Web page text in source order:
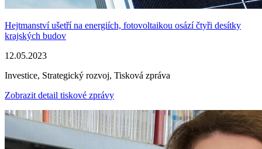
Hejtmanství ušetří na energiích, fotovoltaikou osází čtyři desítky
krajských budov
12.05.2023
Investice, Strategický rozvoj, Tisková zpráva
Zobrazit detail tiskové zprávy